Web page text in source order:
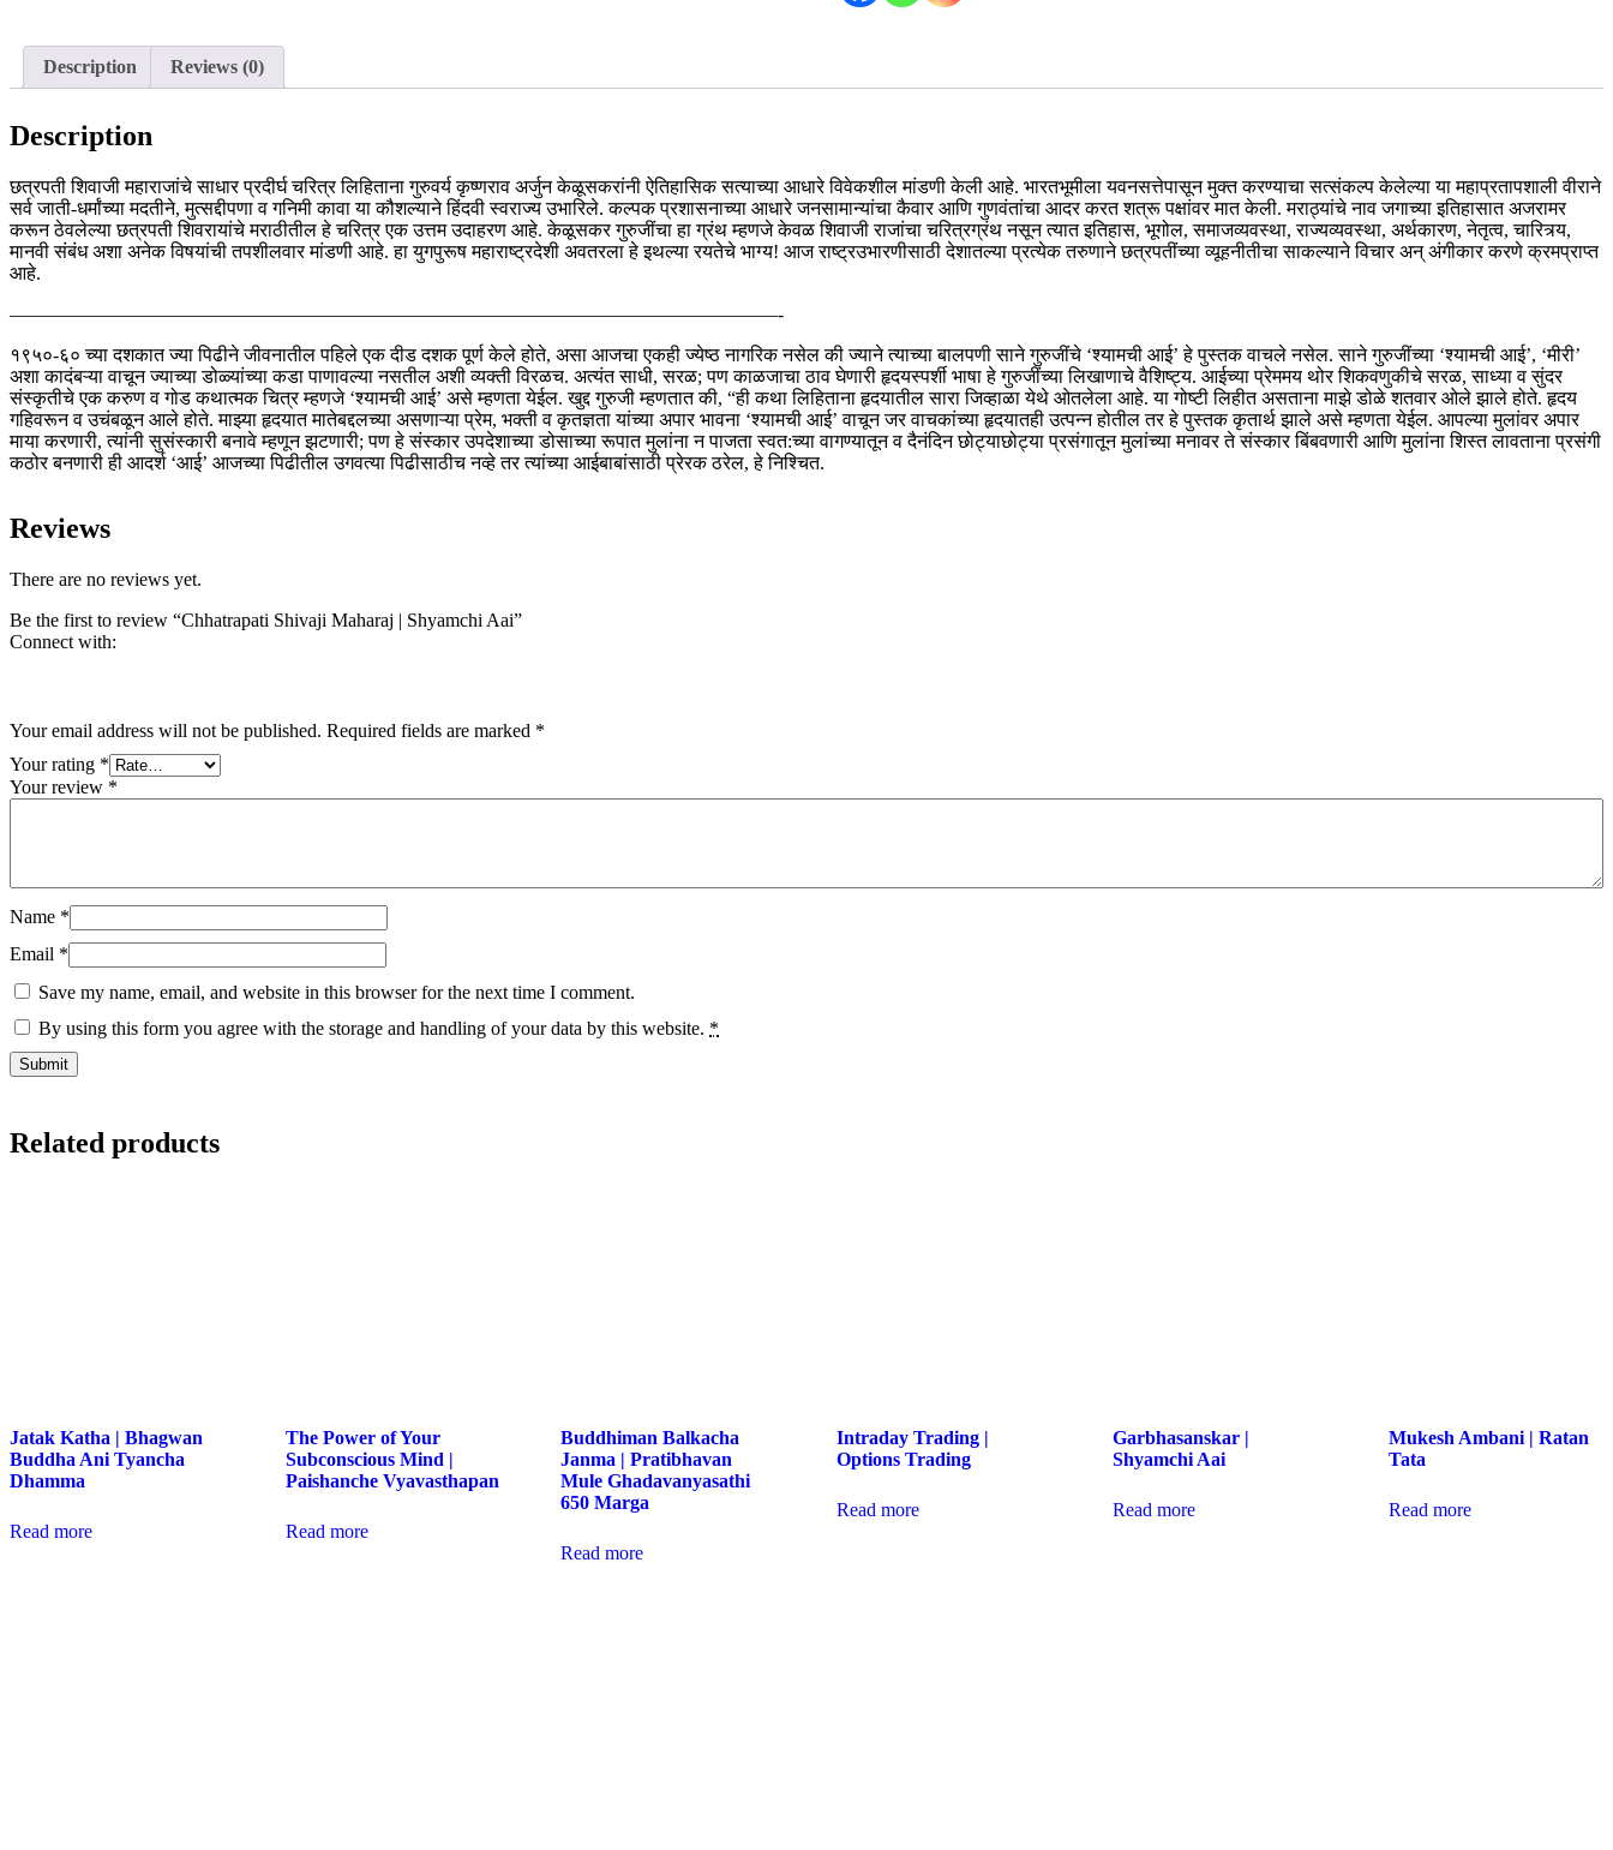
Description Reviews (0)
Description
छत्रपती शिवाजी महाराजांचे साधार प्रदीर्घ चरित्र लिहिताना गुरुवर्य कृष्णराव अर्जुन केळूसकरांनी ऐतिहासिक सत्याच्या आधारे विवेकशील मांडणी केली आहे. भारतभूमीला यवनसत्तेपासून मुक्त करण्याचा सत्संकल्प केलेल्या या महाप्रतापशाली वीराने
सर्व जाती-धर्मांच्या मदतीने, मुत्सद्दीपणा व गनिमी कावा या कौशल्याने हिंदवी स्वराज्य उभारिले. कल्पक प्रशासनाच्या आधारे जनसामान्यांचा कैवार आणि गुणवंतांचा आदर करत शत्रू पक्षांवर मात केली. मराठ्यांचे नाव जगाच्या इतिहासात अजरामर
करून ठेवलेल्या छत्रपती शिवरायांचे मराठीतील हे चरित्र एक उत्तम उदाहरण आहे. केळूसकर गुरुजींचा हा ग्रंथ म्हणजे केवळ शिवाजी राजांचा चरित्रग्रंथ नसून त्यात इतिहास, भूगोल, समाजव्यवस्था, राज्यव्यवस्था, अर्थकारण, नेतृत्व, चारित्र्य,
मानवी संबंध अशा अनेक विषयांची तपशीलवार मांडणी आहे. हा युगपुरूष महाराष्ट्रदेशी अवतरला हे इथल्या रयतेचे भाग्य! आज राष्ट्रउभारणीसाठी देशातल्या प्रत्येक तरुणाने छत्रपतींच्या व्यूहनीतीचा साकल्याने विचार अन् अंगीकार करणे क्रमप्राप्त
आहे.
————————————————————————————————————————-
१९५०-६० च्या दशकात ज्या पिढीने जीवनातील पहिले एक दीड दशक पूर्ण केले होते, असा आजचा एकही ज्येष्ठ नागरिक नसेल की ज्याने त्याच्या बालपणी साने गुरुजींचे ‘श्यामची आई’ हे पुस्तक वाचले नसेल. साने गुरुजींच्या ‘श्यामची आई’, ‘मीरी’
अशा कादंबऱ्या वाचून ज्याच्या डोळ्यांच्या कडा पाणावल्या नसतील अशी व्यक्ती विरळच. अत्यंत साधी, सरळ; पण काळजाचा ठाव घेणारी हृदयस्पर्शी भाषा हे गुरुजींच्या लिखाणाचे वैशिष्ट्य. आईच्या प्रेममय थोर शिकवणुकीचे सरळ, साध्या व सुंदर
संस्कृतीचे एक करुण व गोड कथात्मक चित्र म्हणजे ‘श्यामची आई’ असे म्हणता येईल. खुद्द गुरुजी म्हणतात की, “ही कथा लिहिताना हृदयातील सारा जिव्हाळा येथे ओतलेला आहे. या गोष्टी लिहीत असताना माझे डोळे शतवार ओले झाले होते. हृदय
गहिवरून व उचंबळून आले होते. माझ्या हृदयात मातेबद्दलच्या असणाऱ्या प्रेम, भक्ती व कृतज्ञता यांच्या अपार भावना ‘श्यामची आई’ वाचून जर वाचकांच्या हृदयातही उत्पन्न होतील तर हे पुस्तक कृतार्थ झाले असे म्हणता येईल. आपल्या मुलांवर अपार
माया करणारी, त्यांनी सुसंस्कारी बनावे म्हणून झटणारी; पण हे संस्कार उपदेशाच्या डोसाच्या रूपात मुलांना न पाजता स्वत:च्या वागण्यातून व दैनंदिन छोट्याछोट्या प्रसंगातून मुलांच्या मनावर ते संस्कार बिंबवणारी आणि मुलांना शिस्त लावताना प्रसंगी
कठोर बनणारी ही आदर्श ‘आई’ आजच्या पिढीतील उगवत्या पिढीसाठीच नव्हे तर त्यांच्या आईबाबांसाठी प्रेरक ठरेल, हे निश्चित.
Reviews
There are no reviews yet.
Be the first to review “Chhatrapati Shivaji Maharaj | Shyamchi Aai”
Connect with:
Your email address will not be published. Required fields are marked *
Your rating *
Your review *
Name *
Email *
Save my name, email, and website in this browser for the next time I comment.
By using this form you agree with the storage and handling of your data by this website. *
Related products
Jatak Katha | Bhagwan
Buddha Ani Tyancha
Dhamma
Read more
The Power of Your
Subconscious Mind |
Paishanche Vyavasthapan
Read more
Buddhiman Balkacha
Janma | Pratibhavan
Mule Ghadavanyasathi
650 Marga
Read more
Intraday Trading |
Options Trading
Read more
Garbhasanskar |
Shyamchi Aai
Read more
Mukesh Ambani | Ratan
Tata
Read more